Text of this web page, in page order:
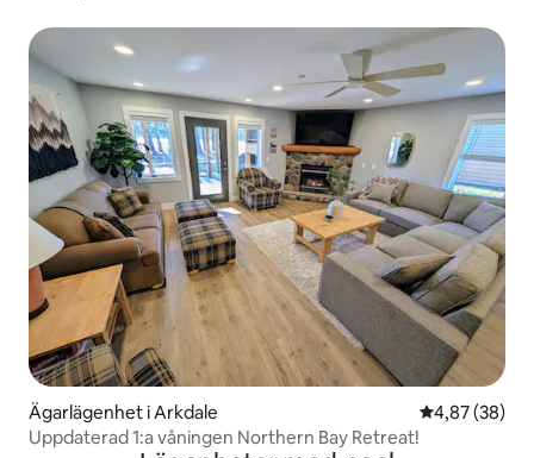
Ägarlägenhet i Arkdale 4,87 av 5 i
4,87 (38)
Uppdaterad 1:a våningen Northern Bay Retreat!